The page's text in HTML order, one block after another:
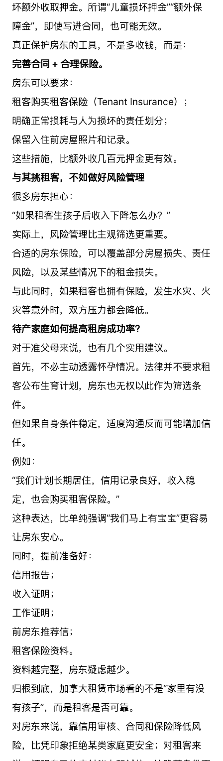
坏额外收取押金。所谓“儿童损坏押金”“额外保
障金”，即使写进合同，也可能无效。
真正保护房东的工具，不是多收钱，而是：
完善合同 + 合理保险。
房东可以要求：
租客购买租客保险（Tenant Insurance）；
明确正常损耗与人为损坏的责任划分；
保留入住前房屋照片和记录。
这些措施，比额外收几百元押金更有效。
与其挑租客，不如做好风险管理
很多房东担心：
“如果租客生孩子后收入下降怎么办？”
实际上，风险管理比主观筛选更重要。
合适的房东保险，可以覆盖部分房屋损失、责任
风险，以及某些情况下的租金损失。
与此同时，如果租客也拥有保险，发生水灾、火
灾等意外时，双方压力都会降低。
待产家庭如何提高租房成功率？
对于准父母来说，也有几个实用建议。
首先，不必主动透露怀孕情况。法律并不要求租
客公布生育计划，房东也无权以此作为筛选条
件。
但如果自身条件稳定，适度沟通反而可能增加信
任。
例如：
“我们计划长期居住，信用记录良好，收入稳
定，也会购买租客保险。”
这种表达，比单纯强调“我们马上有宝宝”更容易
让房东安心。
同时，提前准备好：
信用报告；
收入证明；
工作证明；
前房东推荐信；
租客保险资料。
资料越完整，房东疑虑越少。
归根到底，加拿大租赁市场看的不是“家里有没
有孩子”，而是租客是否可靠。
对房东来说，靠信用审核、合同和保险降低风
险，比凭印象拒绝某类家庭更安全；对租客来